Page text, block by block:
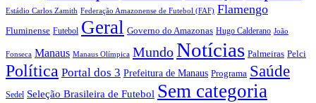
Estádio Carlos Zamith Federação Amazonense de Futebol (FAF) Flamengo
Fluminense Futebol Geral Governo do Amazonas Hugo Calderano João
Fonseca Manaus Manaus Olímpica MundoNotícias Palmeiras Pelci
Política Portal dos 3 Prefeitura de Manaus Programa Saúde
Sedel Seleção Brasileira de Futebol Sem categoria